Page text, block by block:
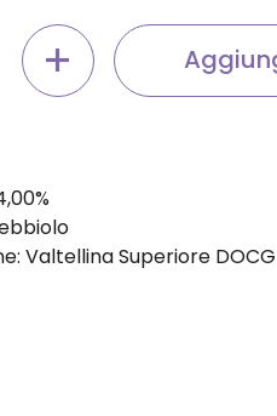
: Valtellina Superiore DOCG